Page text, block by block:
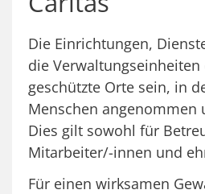
Die Einrichtungen,
die
geschützte Orte sein, in
Menschen angenommen
Dies gilt sowohl für
Mitarbeiter/-innen und
Für einen wirksamen